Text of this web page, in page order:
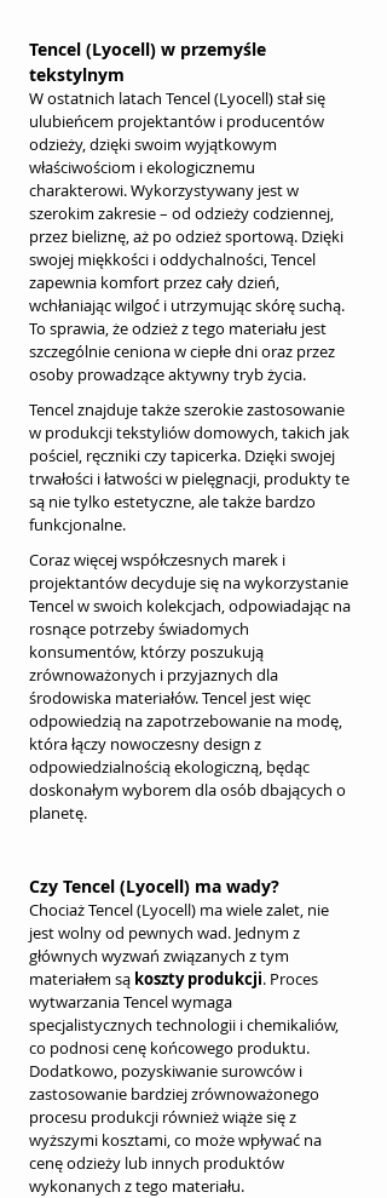
Tencel (Lyocell) w przemyśle
tekstylnym
W ostatnich latach Tencel (Lyocell) stał się
ulubieńcem projektantów i producentów
odzieży, dzięki swoim wyjątkowym
właściwościom i ekologicznemu
charakterowi. Wykorzystywany jest w
szerokim zakresie – od odzieży codziennej,
przez bieliznę, aż po odzież sportową. Dzięki
swojej miękkości i oddychalności, Tencel
zapewnia komfort przez cały dzień,
wchłaniając wilgoć i utrzymując skórę suchą.
To sprawia, że odzież z tego materiału jest
szczególnie ceniona w ciepłe dni oraz przez
osoby prowadzące aktywny tryb życia.
Tencel znajduje także szerokie zastosowanie
w produkcji tekstyliów domowych, takich jak
pościel, ręczniki czy tapicerka. Dzięki swojej
trwałości i łatwości w pielęgnacji, produkty te
są nie tylko estetyczne, ale także bardzo
funkcjonalne.
Coraz więcej współczesnych marek i
projektantów decyduje się na wykorzystanie
Tencel w swoich kolekcjach, odpowiadając na
rosnące potrzeby świadomych
konsumentów, którzy poszukują
zrównoważonych i przyjaznych dla
środowiska materiałów. Tencel jest więc
odpowiedzią na zapotrzebowanie na modę,
która łączy nowoczesny design z
odpowiedzialnością ekologiczną, będąc
doskonałym wyborem dla osób dbających o
planetę.
Czy Tencel (Lyocell) ma wady?
Chociaż Tencel (Lyocell) ma wiele zalet, nie
jest wolny od pewnych wad. Jednym z
głównych wyzwań związanych z tym
materiałem są koszty produkcji. Proces
wytwarzania Tencel wymaga
specjalistycznych technologii i chemikaliów,
co podnosi cenę końcowego produktu.
Dodatkowo, pozyskiwanie surowców i
zastosowanie bardziej zrównoważonego
procesu produkcji również wiąże się z
wyższymi kosztami, co może wpływać na
cenę odzieży lub innych produktów
wykonanych z tego materiału.